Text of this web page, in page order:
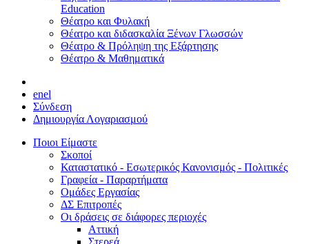
Education
Θέατρο και Φυλακή
Θέατρο και διδασκαλία Ξένων Γλωσσών
Θέατρο & Πρόληψη της Εξάρτησης
Θέατρο & Μαθηματικά
enel
Σύνδεση
Δημιουργία Λογαριασμού
Ποιοι Είμαστε
Σκοποί
Καταστατικό - Εσωτερικός Κανονισμός - Πολιτικές
Γραφεία - Παραρτήματα
Ομάδες Εργασίας
ΔΣ Επιτροπές
Οι δράσεις σε διάφορες περιοχές
Αττική
Στερεά